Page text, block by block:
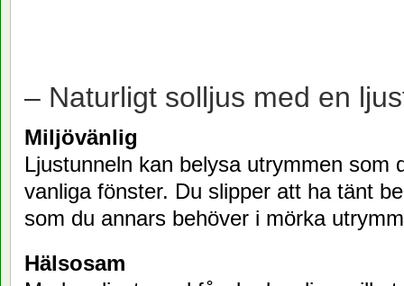
– Naturligt solljus med en
Miljövänlig
Ljustunneln kan belysa utrymmen som
vanliga fönster. Du slipper att ha tänt
som du annars behöver i mörka
Hälsosam